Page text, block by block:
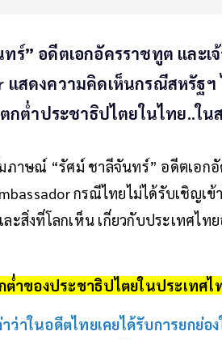
ร์” อดีตเอกอัครราชทูต และ
แสดงความคิดเห็นกรณีสหรัฐ
กต่ำประชาธิปไตยในไทย..ใน
ภาษณ์ “รัศม์ ชาลีจันทร์” อดีตเอก
กรณีไทยไม่ได้รับเชิญเ
ละสิ่งที่โลกเห็น เกี่ยวกับประเทศไ
ต่ำของประชาธิปไตยในประเทศไ
ว่าในอดีตไทยเคยได้รับการยกย่